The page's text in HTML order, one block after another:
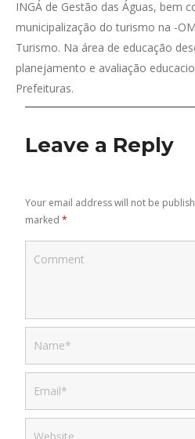
INGÁ de Gestão das Águas, bem
municipalização do turismo na -
Turismo. Na área de educação
planejamento e avaliação
Prefeituras.
Leave a Reply
Your email address will not be
marked*